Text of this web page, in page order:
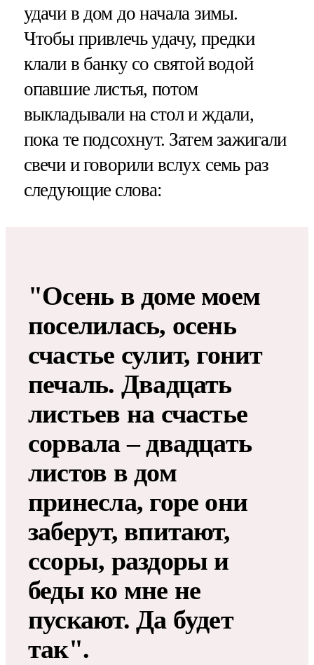
удачи в дом до начала зимы.
Чтобы привлечь удачу, предки
клали в банку со святой водой
опавшие листья, потом
выкладывали на стол и ждали,
пока те подсохнут. Затем зажигали
свечи и говорили вслух семь раз
следующие слова:
"Осень в доме моем
поселилась, осень
счастье сулит, гонит
печаль. Двадцать
листьев на счастье
сорвала – двадцать
листов в дом
принесла, горе они
заберут, впитают,
ссоры, раздоры и
беды ко мне не
пускают. Да будет
так".